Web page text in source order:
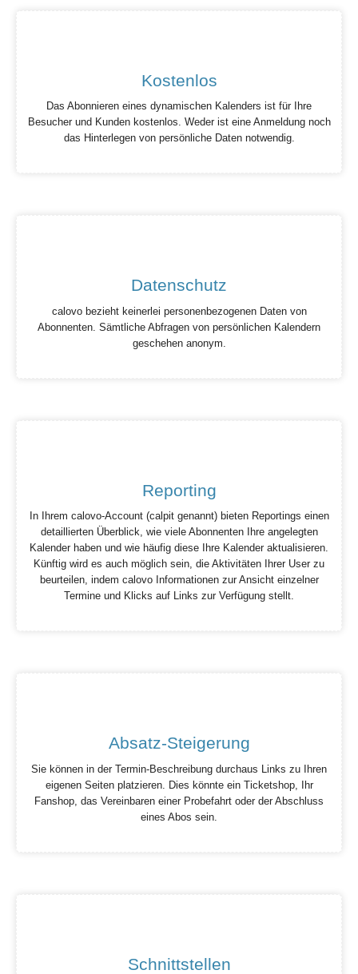
Kostenlos
Das Abonnieren eines dynamischen Kalenders ist für Ihre
Besucher und Kunden kostenlos. Weder ist eine Anmeldung noch
das Hinterlegen von persönliche Daten notwendig.
Datenschutz
calovo bezieht keinerlei personenbezogenen Daten von
Abonnenten. Sämtliche Abfragen von persönlichen Kalendern
geschehen anonym.
Reporting
In Ihrem calovo-Account (calpit genannt) bieten Reportings einen
detaillierten Überblick, wie viele Abonnenten Ihre angelegten
Kalender haben und wie häufig diese Ihre Kalender aktualisieren.
Künftig wird es auch möglich sein, die Aktivitäten Ihrer User zu
beurteilen, indem calovo Informationen zur Ansicht einzelner
Termine und Klicks auf Links zur Verfügung stellt.
Absatz-Steigerung
Sie können in der Termin-Beschreibung durchaus Links zu Ihren
eigenen Seiten platzieren. Dies könnte ein Ticketshop, Ihr
Fanshop, das Vereinbaren einer Probefahrt oder der Abschluss
eines Abos sein.
Schnittstellen